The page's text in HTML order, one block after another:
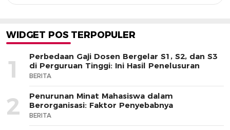
WIDGET POS TERPOPULER
1
Perbedaan Gaji Dosen Bergelar S1, S2, dan S3
di Perguruan Tinggi: Ini Hasil Penelusuran
BERITA
2
Penurunan Minat Mahasiswa dalam
Berorganisasi: Faktor Penyebabnya
BERITA